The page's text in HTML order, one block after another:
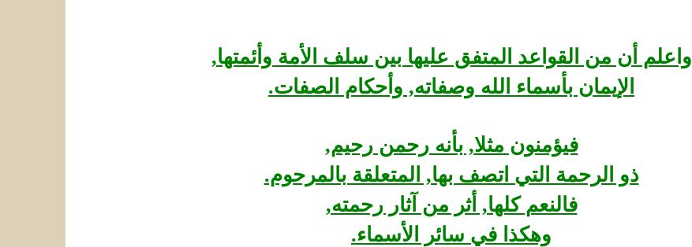
واعلم أن من القواعد المتفق عليها بين سلف الأمة وأئمتها,
الإيمان بأسماء الله وصفاته, وأحكام الصفات.
فيؤمنون مثلا, بأنه رحمن رحيم,
ذو الرحمة التي اتصف بها, المتعلقة بالمرحوم.
فالنعم كلها, أثر من آثار رحمته,
وهكذا في سائر الأسماء.